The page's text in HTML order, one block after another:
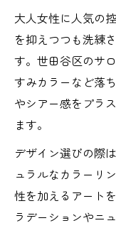
大人女性に人気の
を抑えつつも洗練
す。世田谷区のサ
すみカラーなど落
やシアー感をプラ
ます。
デザイン選びの際
ュラルなカラーリ
性を加えるアート
ラデーションやニ